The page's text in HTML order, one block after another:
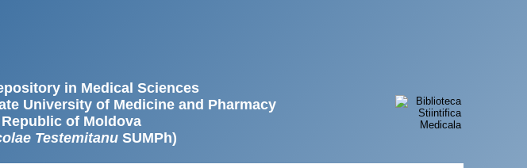
in Medical Sciences
University of Medicine and Pharmacy
of Moldova
TestemitanuSUMPh)